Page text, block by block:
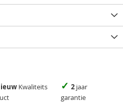
Kwaliteits
✓ 2 jaar
garantie